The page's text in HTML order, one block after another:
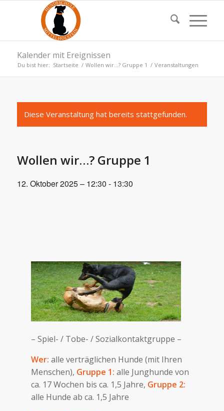
Kalender mit Ereignissen
Du bist hier: Startseite / Wollen wir…? Gruppe 1 / Veranstaltungen
Diese Veranstaltung hat bereits stattgefunden.
Wollen wir…? Gruppe 1
12. Oktober 2025 – 12:30 - 13:30
– Spiel- / Tobe- / Sozialkontaktgruppe –
Wer: alle verträglichen Hunde (mit Ihren
Menschen), Gruppe 1: alle Junghunde von
ca. 17 Wochen bis ca. 1,5 Jahre, Gruppe 2:
alle Hunde ab ca. 1,5 Jahre